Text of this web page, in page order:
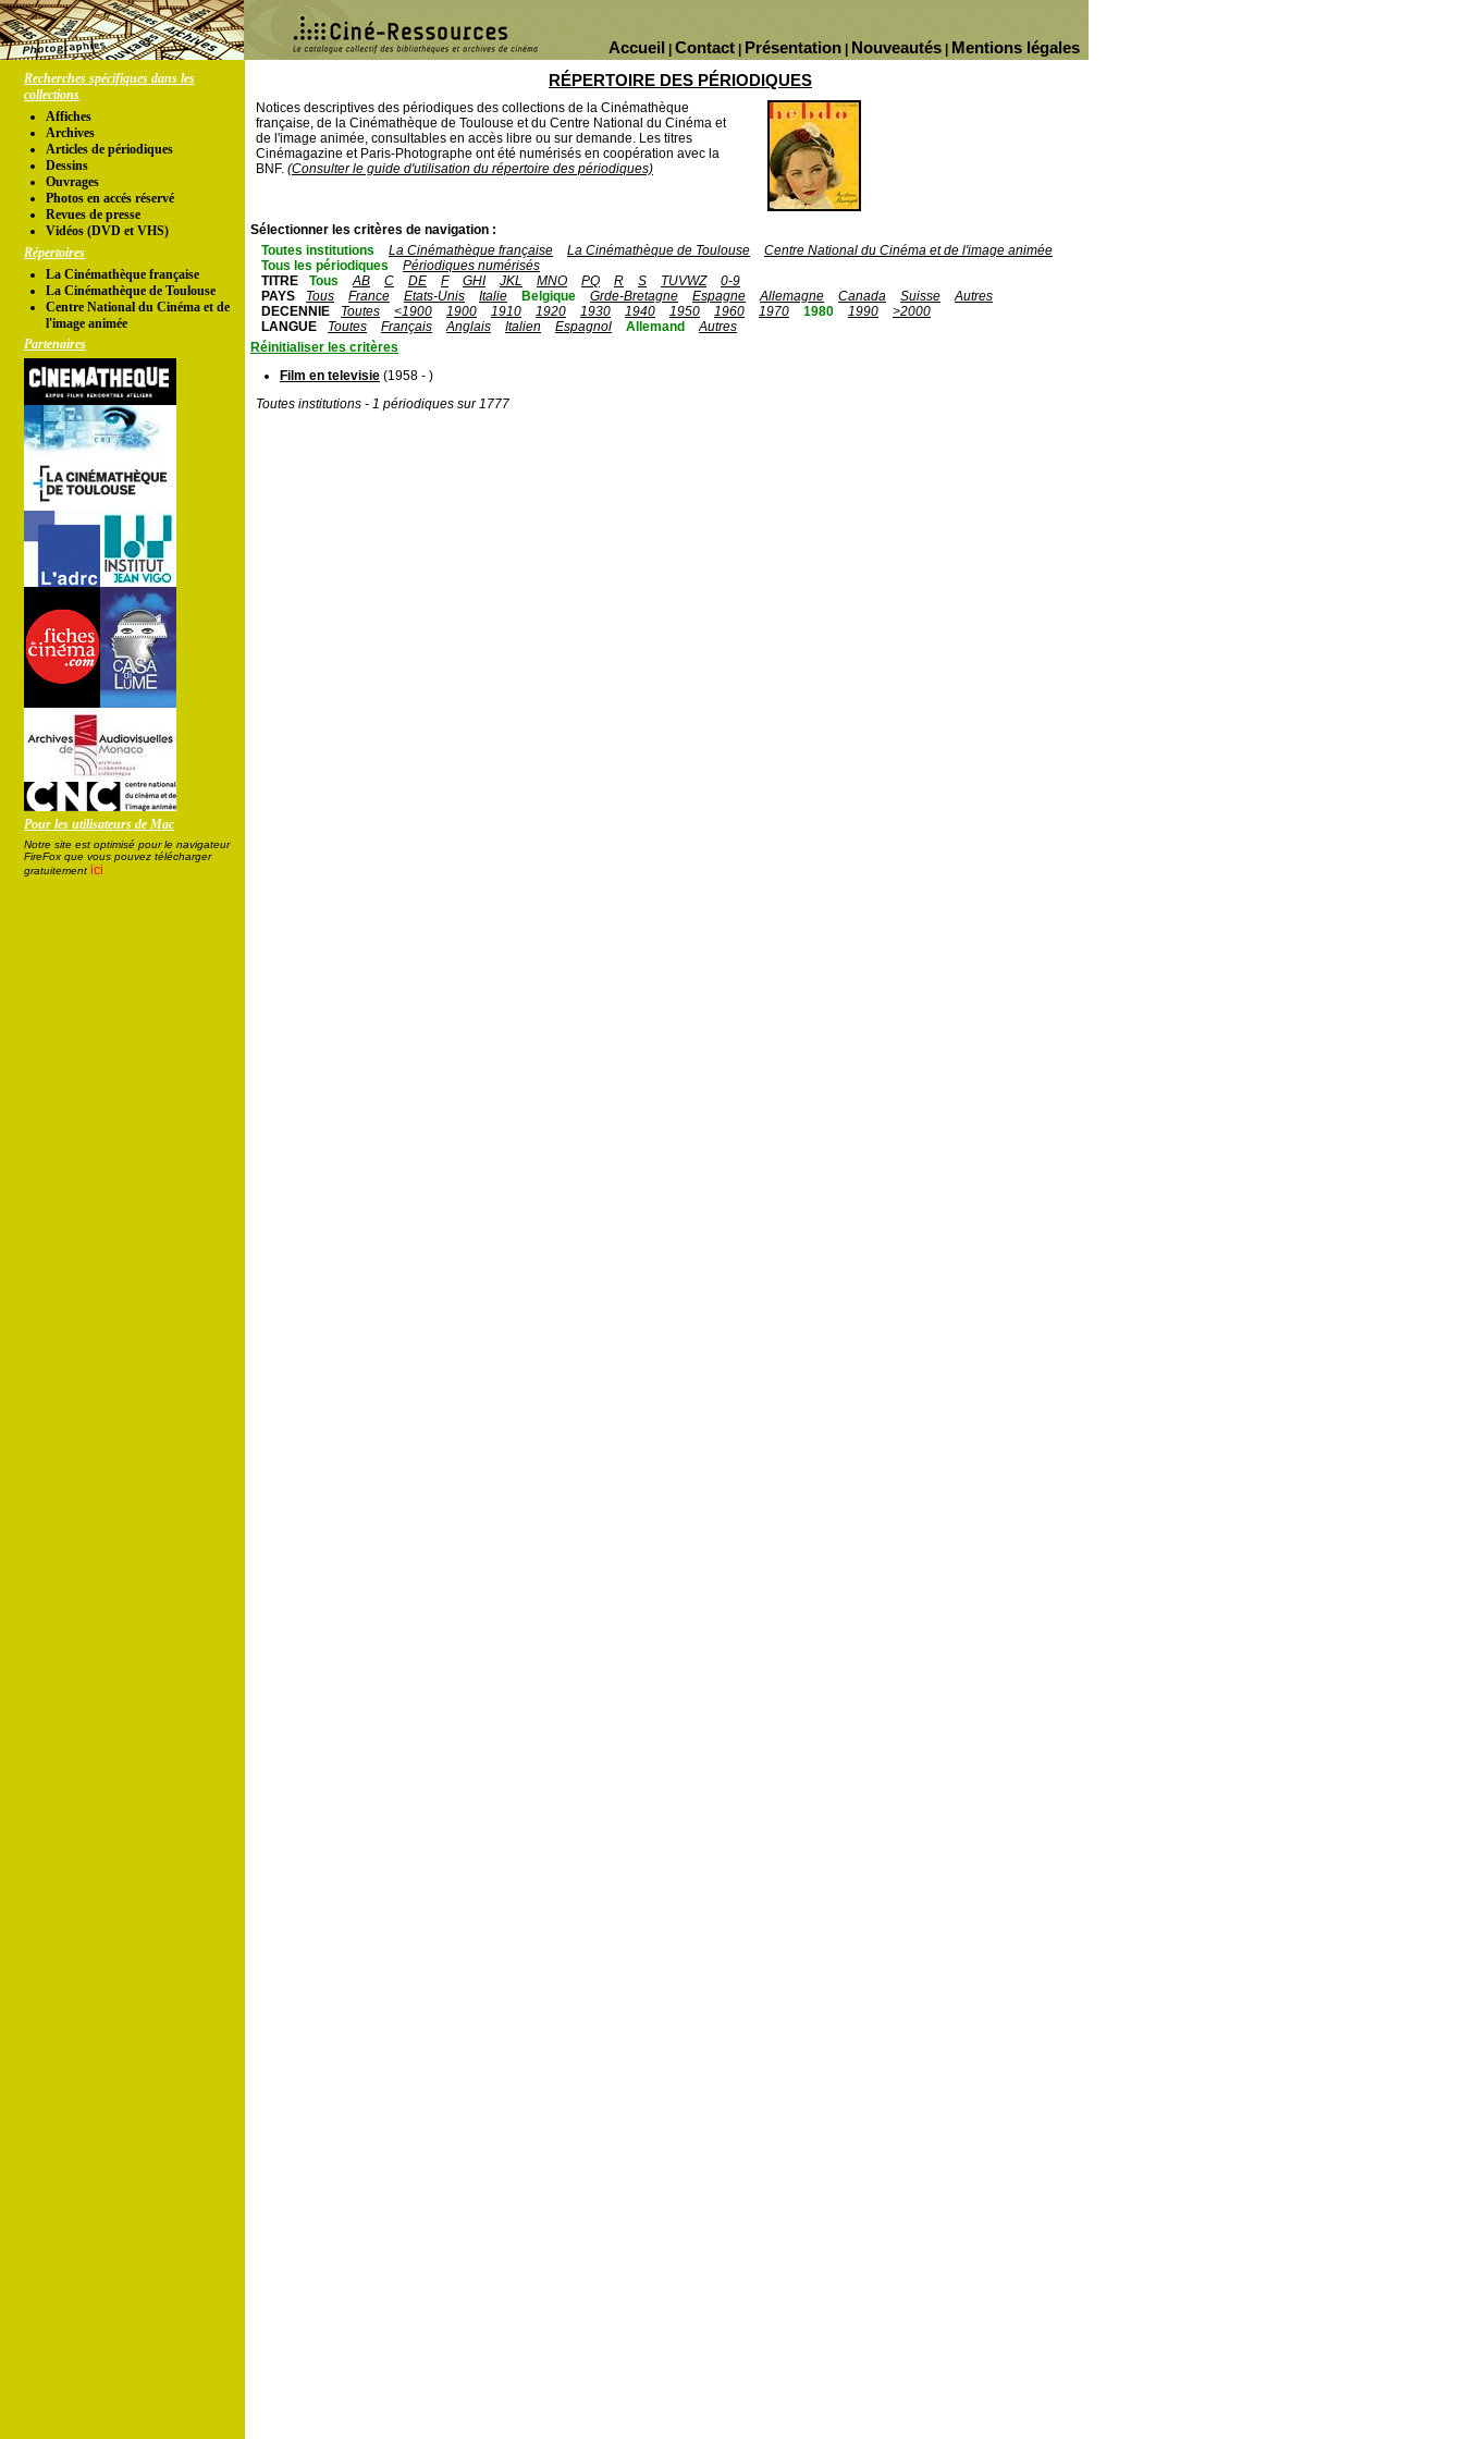
Mentions légales
Nouveautés
Présentation
Contact
Accueil
Recherches spécifiques dans les
collections
Affiches
Archives
Articles de périodiques
Dessins
Ouvrages
Photos en accés réservé
Revues de presse
Vidéos (DVD et VHS)
Répertoires
La Cinémathèque française
La Cinémathèque de Toulouse
Centre National du Cinéma et de
l'image animée
Partenaires
Pour les utilisateurs de Mac
Notre site est optimisé pour le navigateur
FireFox que vous pouvez télécharger
gratuitement ici
RÉPERTOIRE DES PÉRIODIQUES
Notices descriptives des périodiques des collections de la Cinémathèque
française, de la Cinémathèque de Toulouse et du Centre National du Cinéma et
de l'image animée, consultables en accès libre ou sur demande. Les titres
Cinémagazine et Paris-Photographe ont été numérisés en coopération avec la
BNF. (Consulter le guide d'utilisation du répertoire des périodiques)
Sélectionner les critères de navigation :
Toutes institutions
La Cinémathèque française La Cinémathèque de Toulouse
Centre National du Cinéma et de l'image animée
Tous les périodiques
Périodiques numérisés
TITRE
Tous AB C DE F GHI JKL MNO PQ R S TUVWZ
0-9
PAYS
Tous France Etats-Unis Italie Belgique Grde-Bretagne Espagne Allemagne Canada Suisse
Autres
DECENNIE
Toutes <1900 1900 1910 1920 1930 1940 1950 1960 1970 1980 1990
>2000
LANGUE
Toutes Français Anglais Italien Espagnol Allemand
Autres
Réinitialiser les critères
Film en televisie (1958 - )
Toutes institutions - 1 périodiques sur 1777